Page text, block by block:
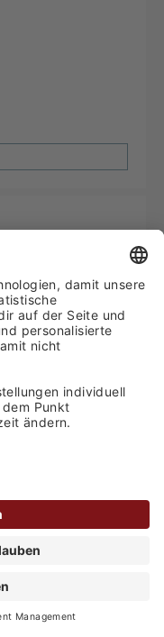
Lugana DOC